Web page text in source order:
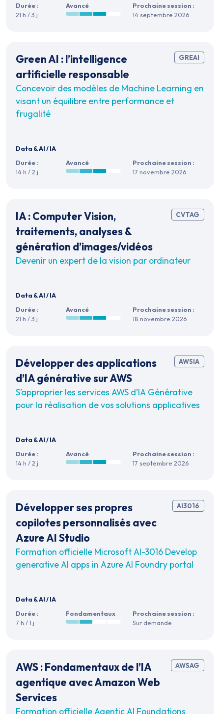
Durée :
21 h / 3 j
Avancé
Prochaine session :
14 septembre 2026
GREAI
Green AI : l’intelligence
artificielle responsable
Concevoir des modèles de Machine Learning en
visant un équilibre entre performance et
frugalité
Data & AI/IA
Durée :
14 h / 2 j
Avancé
Prochaine session :
17 novembre 2026
CVTAG
IA : Computer Vision,
traitements, analyses &
génération d’images/vidéos
Devenir un expert de la vision par ordinateur
Data & AI/IA
Durée :
21 h / 3 j
Avancé
Prochaine session :
18 novembre 2026
AWSIA
Développer des applications
d’IA générative sur AWS
S’approprier les services AWS d’IA Générative
pour la réalisation de vos solutions applicatives
Data & AI/IA
Durée :
14 h / 2 j
Avancé
Prochaine session :
17 septembre 2026
AI3016
Développer ses propres
copilotes personnalisés avec
Azure AI Studio
Formation officielle Microsoft AI-3016 Develop
generative AI apps in Azure AI Foundry portal
Data & AI/IA
Durée :
7 h / 1 j
Fondamentaux
Prochaine session :
Sur demande
AWSAG
AWS : Fondamentaux de l’IA
agentique avec Amazon Web
Services
Formation officielle Agentic AI Foundations